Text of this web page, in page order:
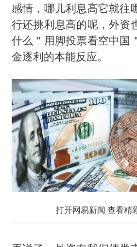
感情，哪儿利息高它就往
行还挑利息高的呢，外资
什么＂用脚投票看空中国
金逐利的本能反应。
打开网易新闻 查看精